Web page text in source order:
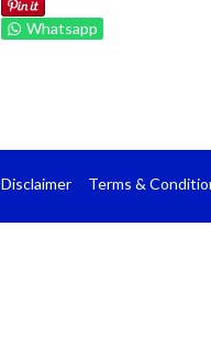
Whatsapp
Disclaimer Terms &